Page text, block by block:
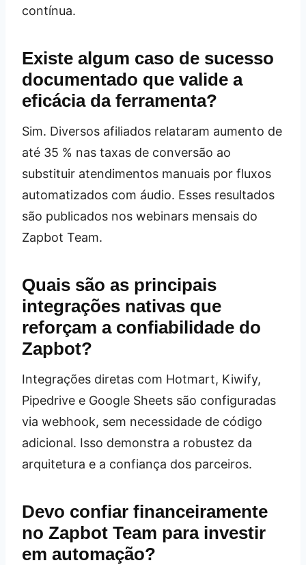
contínua.
Existe algum caso de sucesso
documentado que valide a
eficácia da ferramenta?
Sim. Diversos afiliados relataram aumento de
até 35 % nas taxas de conversão ao
substituir atendimentos manuais por fluxos
automatizados com áudio. Esses resultados
são publicados nos webinars mensais do
Zapbot Team.
Quais são as principais
integrações nativas que
reforçam a confiabilidade do
Zapbot?
Integrações diretas com Hotmart, Kiwify,
Pipedrive e Google Sheets são configuradas
via webhook, sem necessidade de código
adicional. Isso demonstra a robustez da
arquitetura e a confiança dos parceiros.
Devo confiar financeiramente
no Zapbot Team para investir
em automação?